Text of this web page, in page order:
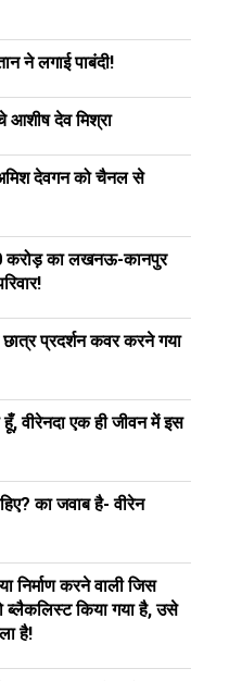
ने लगाई पाबंदी!
आशीष देव मिश्रा
अमिश देवगन को चैनल से
करोड़ का लखनऊ-कानपुर
छात्र प्रदर्शन कवर करने गया
वीरेनदा एक ही जीवन में इस
का जवाब है- वीरेन
करने वाली जिस
किया गया है, उसे
है!